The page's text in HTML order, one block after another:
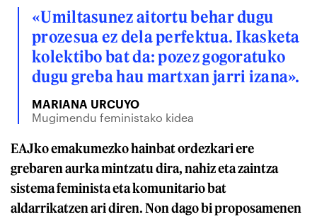
«Umiltasunez aitortu behar dugu
prozesua ez dela perfektua. Ikasketa
kolektibo bat da: pozez gogoratuko
dugu greba hau martxan jarri izana».
MARIANA URCUYO
Mugimendu feministako kidea
EAJko emakumezko hainbat ordezkari ere
grebaren aurka mintzatu dira, nahiz eta zaintza
sistema feminista eta komunitario bat
aldarrikatzen ari diren. Non dago bi proposamenen